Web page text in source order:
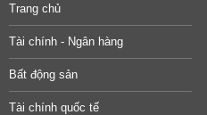
Trang chủ
Tài chính - Ngân hàng
Bất động sản
Tài chính quốc tế